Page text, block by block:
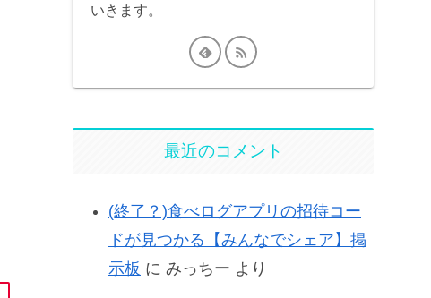
いきます。
最近のコメント
(終了？)食べログアプリの招待コー
ドが見つかる【みんなでシェア】掲
示板 に みっちー より